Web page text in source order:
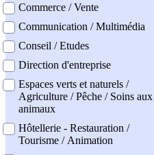
Commerce / Vente
Communication / Multimédia
Conseil / Etudes
Direction d'entreprise
Espaces verts et naturels /
Agriculture / Pêche / Soins aux
animaux
Hôtellerie - Restauration /
Tourisme / Animation